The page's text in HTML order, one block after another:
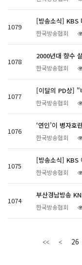
1079
[방송소식] KBS
한국방송협회
1078
2000년대 향수
한국방송협회
1077
[이달의 PD상] "
한국방송협회
1076
‘연인’이 병자호
한국방송협회
1075
[방송소식] KBS
한국방송협회
1074
부산경남방송
한국방송협회
26